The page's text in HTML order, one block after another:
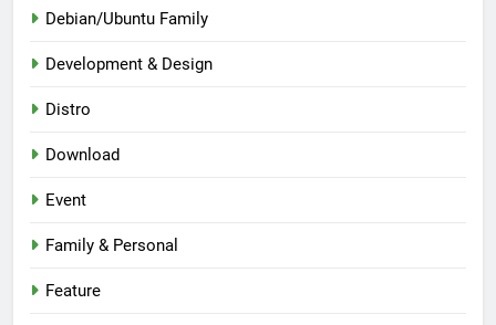
Debian/Ubuntu Family
Development & Design
Distro
Download
Event
Family & Personal
Feature